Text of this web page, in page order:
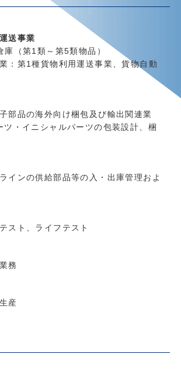
送事業
庫（第1類～第5類物品）
：第1種貨物利用運送事業、貨物自動
部品の海外向け梱包及び輸出関連業
ツ・イニシャルパーツの包装設計、梱
インの供給部品等の入・出庫管理およ
スト、ライフテスト
務
産